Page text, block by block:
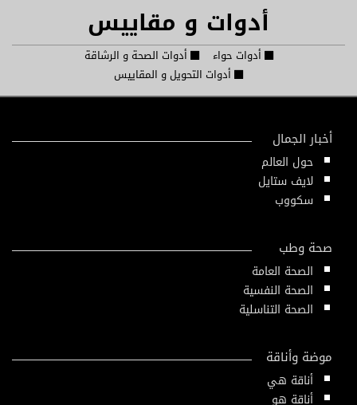
أدوات و مقاييس
أدوات حواء
أدوات الصحة و الرشاقة
أدوات التحويل و المقاييس
أخبار الجمال
حول العالم
لايف ستايل
سكووب
صحة وطب
الصحة العامة
الصحة النفسية
الصحة التناسلية
موضة وأناقة
أناقة هي
أناقة هو